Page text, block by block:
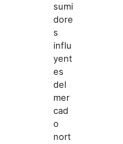
sumi
dore
s
influ
yent
es
del
mer
cad
o
nort